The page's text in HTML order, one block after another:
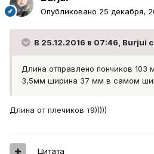
Опубликовано 25 декабря,
В 25.12.2016 в 07:46, Burjui
Длина отправлено пончиков 103
3,5мм ширина 37 мм в самом
Длина от плечиков т9)))))
Цитата